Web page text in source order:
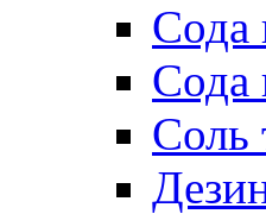
Сода
Сода
Соль